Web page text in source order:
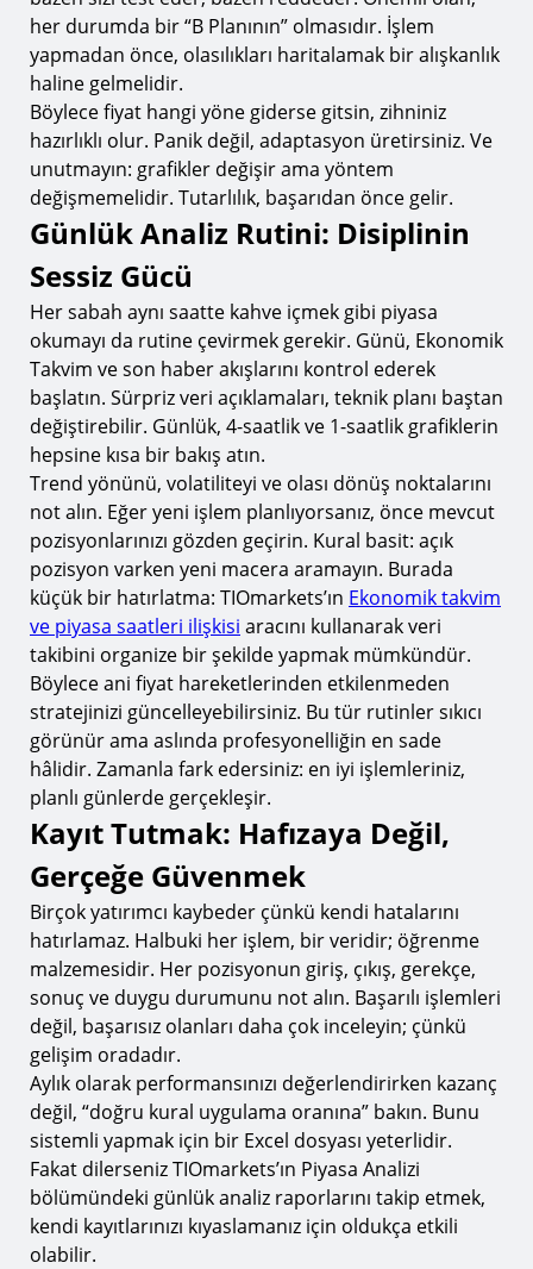
her durumda bir “B Planının” olmasıdır. İşlem
yapmadan önce, olasılıkları haritalamak bir alışkanlık
haline gelmelidir.
Böylece fiyat hangi yöne giderse gitsin, zihniniz
hazırlıklı olur. Panik değil, adaptasyon üretirsiniz. Ve
unutmayın: grafikler değişir ama yöntem
değişmemelidir. Tutarlılık, başarıdan önce gelir.
Günlük Analiz Rutini: Disiplinin
Sessiz Gücü
Her sabah aynı saatte kahve içmek gibi piyasa
okumayı da rutine çevirmek gerekir. Günü, Ekonomik
Takvim ve son haber akışlarını kontrol ederek
başlatın. Sürpriz veri açıklamaları, teknik planı baştan
değiştirebilir. Günlük, 4-saatlik ve 1-saatlik grafiklerin
hepsine kısa bir bakış atın.
Trend yönünü, volatiliteyi ve olası dönüş noktalarını
not alın. Eğer yeni işlem planlıyorsanız, önce mevcut
pozisyonlarınızı gözden geçirin. Kural basit: açık
pozisyon varken yeni macera aramayın. Burada
küçük bir hatırlatma: TIOmarkets’ın Ekonomik takvim
ve piyasa saatleri ilişkisi aracını kullanarak veri
takibini organize bir şekilde yapmak mümkündür.
Böylece ani fiyat hareketlerinden etkilenmeden
stratejinizi güncelleyebilirsiniz. Bu tür rutinler sıkıcı
görünür ama aslında profesyonelliğin en sade
hâlidir. Zamanla fark edersiniz: en iyi işlemleriniz,
planlı günlerde gerçekleşir.
Kayıt Tutmak: Hafızaya Değil,
Gerçeğe Güvenmek
Birçok yatırımcı kaybeder çünkü kendi hatalarını
hatırlamaz. Halbuki her işlem, bir veridir; öğrenme
malzemesidir. Her pozisyonun giriş, çıkış, gerekçe,
sonuç ve duygu durumunu not alın. Başarılı işlemleri
değil, başarısız olanları daha çok inceleyin; çünkü
gelişim oradadır.
Aylık olarak performansınızı değerlendirirken kazanç
değil, “doğru kural uygulama oranına” bakın. Bunu
sistemli yapmak için bir Excel dosyası yeterlidir.
Fakat dilerseniz TIOmarkets’ın Piyasa Analizi
bölümündeki günlük analiz raporlarını takip etmek,
kendi kayıtlarınızı kıyaslamanız için oldukça etkili
olabilir.